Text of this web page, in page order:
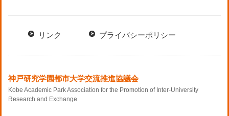
リンク プライバシーポリシー
神戸研究学園都市大学交流推進協議会
Kobe Academic Park Association for the Promotion of Inter-University
Research and Exchange